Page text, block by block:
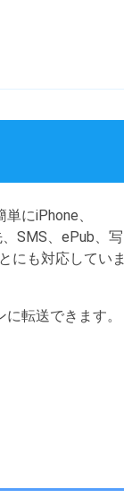
にiPhone、
SMS、ePub、写
にも対応していま
転送できます。